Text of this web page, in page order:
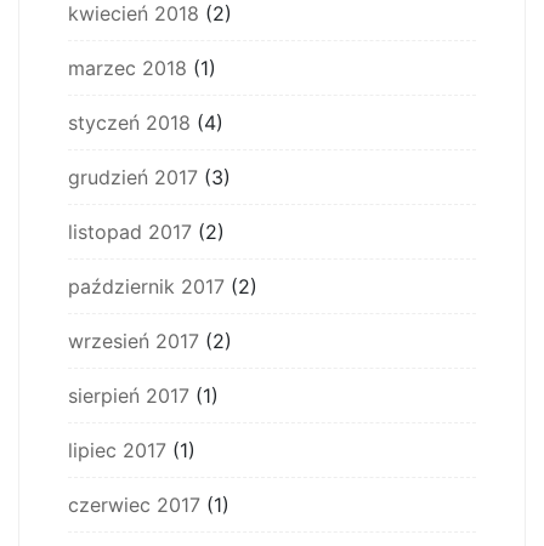
kwiecień 2018 (2)
marzec 2018 (1)
styczeń 2018 (4)
grudzień 2017 (3)
listopad 2017 (2)
październik 2017 (2)
wrzesień 2017 (2)
sierpień 2017 (1)
lipiec 2017 (1)
czerwiec 2017 (1)